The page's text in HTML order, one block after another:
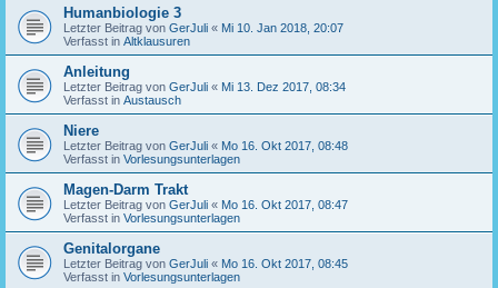
Humanbiologie 3
Letzter Beitrag von GerJuli « Mi 10. Jan 2018, 20:07
Verfasst in Altklausuren
Anleitung
Letzter Beitrag von GerJuli « Mi 13. Dez 2017, 08:34
Verfasst in Austausch
Niere
Letzter Beitrag von GerJuli « Mo 16. Okt 2017, 08:48
Verfasst in Vorlesungsunterlagen
Magen-Darm Trakt
Letzter Beitrag von GerJuli « Mo 16. Okt 2017, 08:47
Verfasst in Vorlesungsunterlagen
Genitalorgane
Letzter Beitrag von GerJuli « Mo 16. Okt 2017, 08:45
Verfasst in Vorlesungsunterlagen